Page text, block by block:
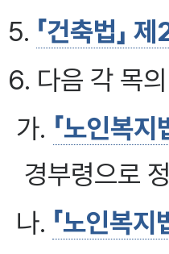
5. 「건축법」
6. 다음 각 목
가. 「노인복지
경부령으로
나. 「노인복